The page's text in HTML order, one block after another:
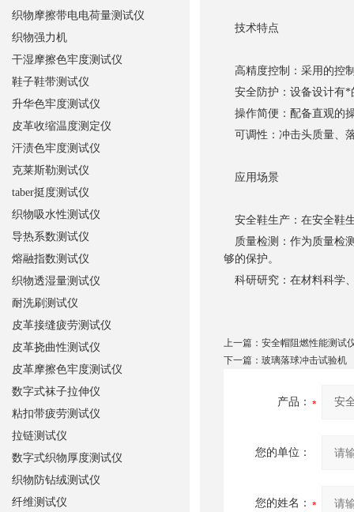
技术特点
高精度控制：采用的控
安全防护：设备设计有*
操作简便：配备直观的
可调性：冲击头质量、
应用场景
安全鞋生产：在安全鞋
质量检测：作为质量检
够的保护。
科研研究：在材料科学
上一篇： 安全帽阻燃性能测试
下一篇： 玻璃落球冲击试验机
产品：
您的单位：
您的姓名：
织物摩擦带电电荷量测试仪
织物强力机
干湿摩擦色牢度测试仪
鞋子鞋带测试仪
升华色牢度测试仪
皮革收缩温度测定仪
汗渍色牢度测试仪
克莱斯勒测试仪
taber挺度测试仪
织物吸水性测试仪
导热系数测试仪
熔融指数测试仪
织物透湿量测试仪
耐洗刷测试仪
皮革接缝疲劳测试仪
皮革挠曲性测试仪
皮革摩擦色牢度测试仪
数字式袜子拉伸仪
粘扣带疲劳测试仪
拉链测试仪
数字式织物厚度测试仪
织物防钻绒测试仪
纤维测试仪